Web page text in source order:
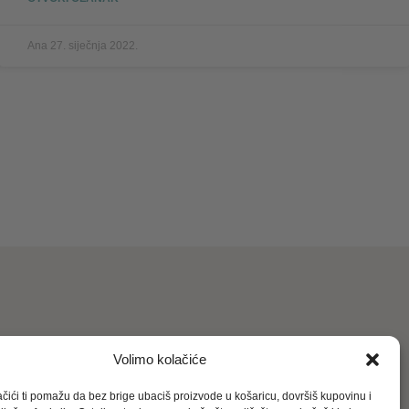
Volimo kolačiće
ti pomažu da bez brige ubaciš proizvode u košaricu, dovršiš kupovinu i
Ana 27. siječnja 2022.